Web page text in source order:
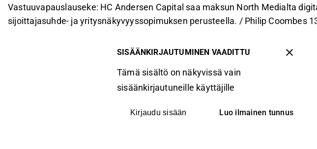
Vastuuvapauslauseke: HC Andersen Capital saa maksun North Medialta
sijoittajasuhde- ja yritysnäkyvyyssopimuksen perusteella. / Philip Coombes
SISÄÄNKIRJAUTUMINEN VAADITTU
Tämä sisältö on näkyvissä vain
sisäänkirjautuneille käyttäjille
Kirjaudu sisään Luo ilmainen tunnus